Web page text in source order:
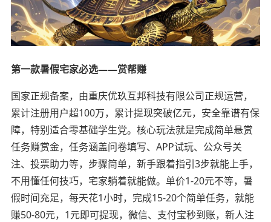
第一款暑假宅家必选——赏帮赚
国家正规备案，由重庆优玖互邦科技有限公司正规运营，
累计注册用户超100万，累计提现突破亿元，安全靠谱有保
障，特别适合零基础学生党。核心玩法就是完成简单悬赏
任务赚赏金，任务涵盖问卷填写、APP试玩、公众号关
注、投票助力等，步骤简单，新手跟着指引3步就能上手，
不用懂任何技巧，宅家躺着就能做。单价1-20元不等，暑
假时间充足，每天花1小时，完成15-20个简单任务，就能
赚50-80元，1元即可提现，微信、支付宝秒到账，新人注